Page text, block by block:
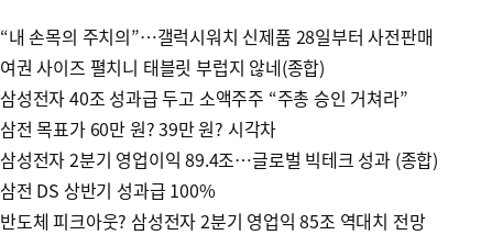
“내 손목의 주치의”…갤럭시워치 신제품 28일부터 사전판매
여권 사이즈 펼치니 태블릿 부럽지 않네(종합)
삼성전자 40조 성과급 두고 소액주주 “주총 승인 거쳐라”
삼전 목표가 60만 원? 39만 원? 시각차
삼성전자 2분기 영업이익 89.4조…글로벌 빅테크 성과 (종합)
삼전 DS 상반기 성과급 100%
반도체 피크아웃? 삼성전자 2분기 영업익 85조 역대치 전망